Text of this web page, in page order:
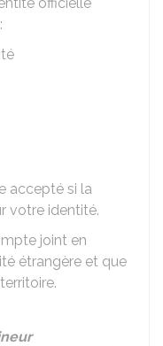
accepté si la
votre identité.
joint en
étrangère et que